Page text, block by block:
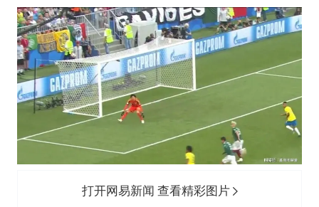
河南警方公开征集黑恶犯罪线索
浙江省发出今年第2号指挥长令
一周大涨超7% 金价为何突然上涨
乐享全民健身 共筑健康中国
打开网易新闻 查看精彩图片